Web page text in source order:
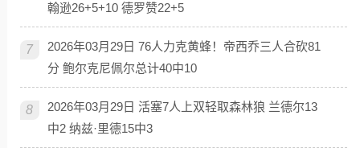
翰逊26+5+10 德罗赞22+5
7
2026年03月29日 76人力克黄蜂！帝西乔三人合砍81
分 鲍尔克尼佩尔总计40中10
8
2026年03月29日 活塞7人上双轻取森林狼 兰德尔13
中2 纳兹·里德15中3